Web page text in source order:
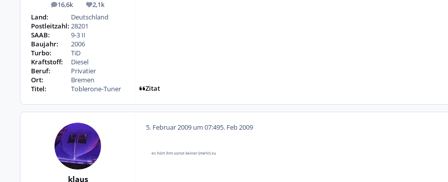
16,6k
Beiträge 2,1k
Reputation
Land:
Deutschland
Postleitzahl: 28201
SAAB:
9-3 II
Baujahr:
2006
Turbo:
TiD
Kraftstoff:
Diesel
Beruf:
Privatier
Ort:
Bremen
Titel:
Toblerone-Tuner Zitat
klaus
5. Februar 2009 um 07:495. Feb 2009
es hört ihm sonst keiner (mehr) zu